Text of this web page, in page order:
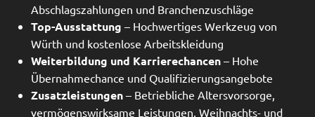
Abschlagszahlungen und Branchenzuschläge
Top-Ausstattung – Hochwertiges Werkzeug von
Würth und kostenlose Arbeitskleidung
Weiterbildung und Karrierechancen – Hohe
Übernahmechance und Qualifizierungsangebote
Zusatzleistungen – Betriebliche Altersvorsorge,
vermögenswirksame Leistungen, Weihnachts- und